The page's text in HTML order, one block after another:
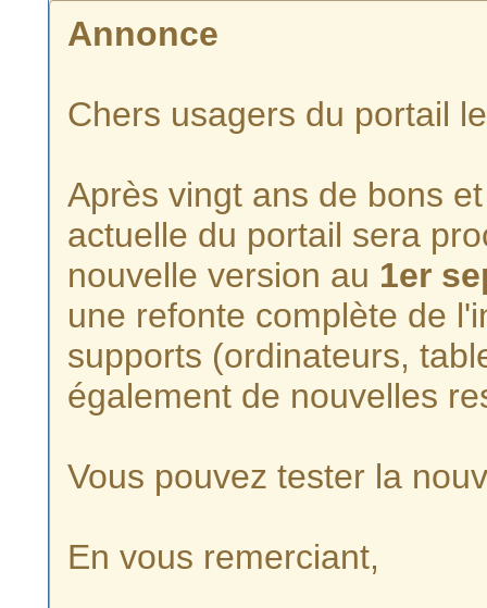
Annonce
Chers usagers du portail
Après vingt ans de bons
actuelle du portail sera
nouvelle version au 1er
une refonte complète de
supports (ordinateurs,
également de nouvelles
Vous pouvez tester la
En vous remerciant,